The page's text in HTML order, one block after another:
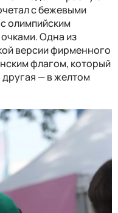
с бежевыми
олимпийским
Одна из
версии фирменного
флагом, который
другая — в желтом